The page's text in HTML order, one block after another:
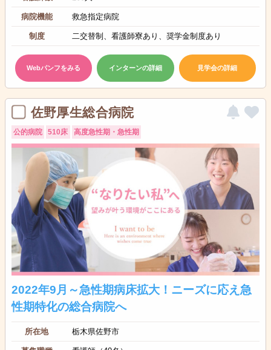
病院機能 救急指定病院
制度 二交替制、看護師寮あり、奨学金制度あり
Webパンフをみる インターンの詳細 見学会の詳細
佐野厚生総合病院
公的病院 510床 高度急性期・急性期
2022年9月～急性期病床拡大！ニーズに応え急
性期特化の総合病院へ
所在地 栃木県佐野市